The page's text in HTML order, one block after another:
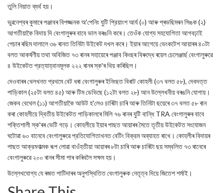
তুলি নিয়াত ব্যর্থ হয়।
ভুৱনেশ্বৰ কুমাৰে পঞ্জাবৰ বিপজ্জনক অ'পেনিং যুটি প্রিয়াংশ আর্য (০) আৰু প্ৰভছিমৰন সিঙক (২)
আগতীয়াকৈ বিদায় দি বেংগালুৰুৰ বাবে ভাল বৰঙনি কৰে। তেওঁক যোগ্য সহযোগিতা আগবঢ়াই
পেচাৰ ৰছিম দালালে ৩৬ ৰানত তিনিটা উইকেট দখল কৰে। ইয়াৰ আগেয়ে ভেংকটেশ আয়াৰৰ ৪০টা
বলত আকর্ষণীয় তথা অবিজিত ৭৩ ৰানৰ সহায়েৰে পঞ্জাব কিংছৰ বিৰুদ্ধে ৰয়েল চেলেঞ্জাৰ্ছ বেংগালুৰুৱে
৪ উইকেটত প্রত্যাহ্বানমূলক ২২২ ৰানৰ স্ক'ৰ থিয় কৰিছিল।
দেওবাৰৰ খেলখনত প্রথমে বেট ধৰা বেংগালুৰুৰ ইনিংছত বিৰাট কোহলী (৩৭ বলত ৫৮), দেবদত্ত
পাড়িকাল (২৫টা বলত ৪৫) আৰু টিম ডেভিছে (১২টা বলত ২৮) আন উল্লেখনীয় বৰঙনি যোগায়।
জেকব বেথেল (১১) আগতীয়াকৈ আউট হ'লেও চাৰিটা চাৰি আৰু তিনিটা ছয়েৰে ৩৭ বলত ৫৮ ৰান
কৰা কোহলীয়ে দ্বিতীয় উইকেটত পাড়িকালৰে মিলি ৭৬ ৰানৰ যুটি বান্ধি TRA বেংগালুৰুৰ বাবে
শক্তিশালী স্ক'ৰৰ ভেটি গড়ে। কোহলীয়ে ইয়াৰ পাছত আয়াৰৰ সৈতে তৃতীয় উইকেটত সংযোজন
ঘটোৱা ৬০ বানেবে বেংগালুৰুৱে প্রতিযোগিতাখনত বেটিং বিক্রম অব্যাহত ৰাখে। কোহলীৰ বিদায়ৰ
পাছত আক্রমণাত্মক ৰূপ লোৱা বাওঁহতীয়া আয়াৰৰ ৮টা চাৰি আৰু চাৰিটা ছয় সম্বলিত ৭৩ ৰানেৰে
বেংগালুৰুৱে ২০০ ৰানৰ সীমা পাৰ কৰিবলৈ সক্ষম হয়।
উল্লেখযোগ্য যে ৰজত পাটিদাৰৰ অনুপস্থিতিত বেংগালুৰুক নেতৃত্ব দিয়ে জিতেশ শর্মাই।